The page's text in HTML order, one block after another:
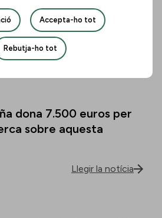
cognitiu també en
de vuitanta anys
dona 7.500 euros per
sobre aquesta
Llegir la notícia
Accepta-ho tot
Rebutja-ho tot